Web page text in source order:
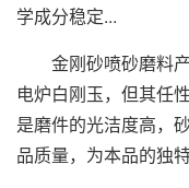
学成分稳定...
金刚砂喷砂磨料产
电炉白刚玉，但其任
是磨件的光洁度高，
品质量，为本品的独